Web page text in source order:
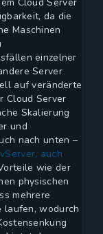
da die
Maschinen
einzelner
Server
auf veränderte
Cloud Server
Skalierung
und
nach unten –
vServer, auch
wie der
physischen
mehrere
laufen, wodurch